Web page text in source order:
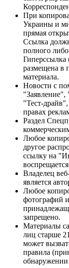
При
Украины и
прямая
Ссылка
полного
Гиперссылка
размещена в
материала.
Новости с
"Тест-
правах
Раздел
Любое
другое
ссылку на
Владелец
является
Любое
фотографий
запрещено.
Материалы
лиц старше
может
правила
обнаружении